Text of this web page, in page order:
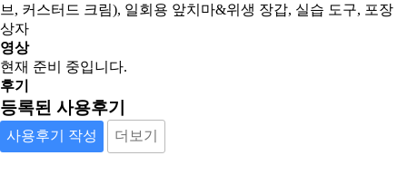
브, 커스터드 크림), 일회용 앞치마&위생 장갑, 실습 도구, 포장
상자
영상
현재 준비 중입니다.
후기
등록된 사용후기
사용후기 작성 더보기